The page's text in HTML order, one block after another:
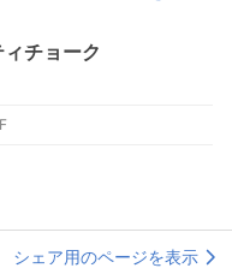
チョーク
シェア用のページを表示